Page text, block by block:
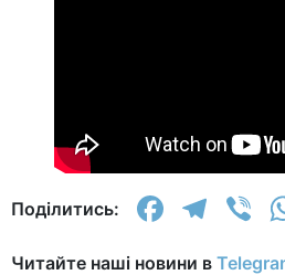
Поділитись:
Читайте наші новини в